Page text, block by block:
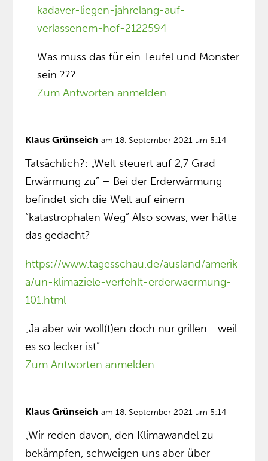
kadaver-liegen-jahrelang-auf-
verlassenem-hof-2122594
Was muss das für ein Teufel und Monster
sein ???
Zum Antworten anmelden
Klaus Grünseich am 18. September 2021 um 5:14
Tatsächlich?: „Welt steuert auf 2,7 Grad
Erwärmung zu” – Bei der Erderwärmung
befindet sich die Welt auf einem
“katastrophalen Weg” Also sowas, wer hätte
das gedacht?
https://www.tagesschau.de/ausland/amerik
a/un-klimaziele-verfehlt-erderwaermung-
101.html
„Ja aber wir woll(t)en doch nur grillen… weil
es so lecker ist”…
Zum Antworten anmelden
Klaus Grünseich am 18. September 2021 um 5:14
„Wir reden davon, den Klimawandel zu
bekämpfen, schweigen uns aber über